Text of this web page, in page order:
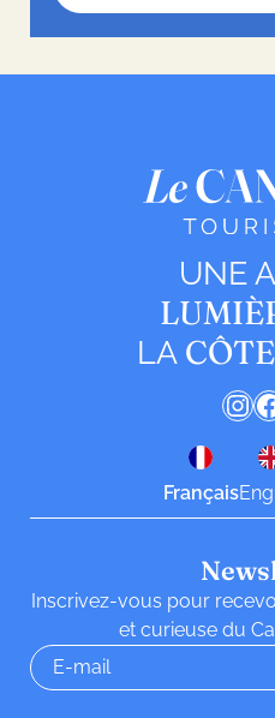
UNE
LA
Français
Inscrivez-vous pour
et curieuse du